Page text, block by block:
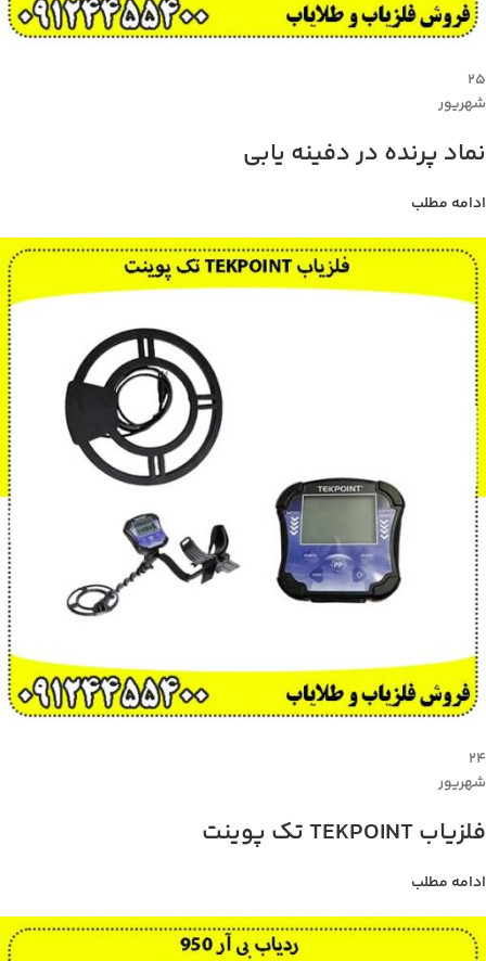
۲۵
شهریور
نماد پرنده در دفینه یابی
ادامه مطلب
۲۴
شهریور
فلزیاب TEKPOINT تک پوینت
ادامه مطلب